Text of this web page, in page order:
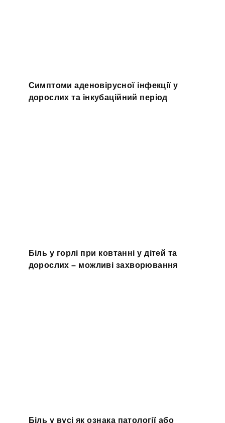
Симптоми аденовірусної інфекції у
дорослих та інкубаційний період
Біль у горлі при ковтанні у дітей та
дорослих – можливі захворювання
Біль у вусі як ознака патології або